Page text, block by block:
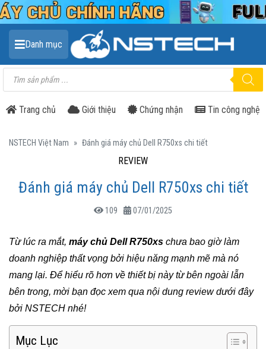
Danh mục
Tìm
kiếm
sản
Trang chủ
Giới thiệu Chứng nhận Tin công nghệ
NSTECH Việt Nam » Đánh giá máy chủ Dell R750xs chi tiết
REVIEW
Đánh giá máy chủ Dell R750xs chi tiết
109 07/01/2025
Từ lúc ra mắt, máy chủ Dell R750xs chưa bao giờ làm
doanh nghiệp thất vọng bởi hiệu năng mạnh mẽ mà nó
mang lại. Để hiểu rõ hơn về thiết bị này từ bên ngoài lẫn
bên trong, mời bạn đọc xem qua nội dung review dưới đây
bởi NSTECH nhé!
Mục Lục